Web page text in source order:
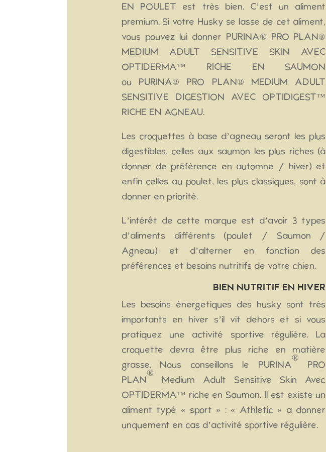
EN POULET est très bien. C’est un aliment
premium. Si votre Husky se lasse de cet aliment,
vous pouvez lui donner PURINA® PRO PLAN®
MEDIUM ADULT SENSITIVE SKIN AVEC
OPTIDERMA™ RICHE EN SAUMON
ou PURINA® PRO PLAN® MEDIUM ADULT
SENSITIVE DIGESTION AVEC OPTIDIGEST™
RICHE EN AGNEAU.
Les croquettes à base d’agneau seront les plus
digestibles, celles aux saumon les plus riches (à
donner de préférence en automne / hiver) et
enfin celles au poulet, les plus classiques, sont à
donner en priorité.
L’intérêt de cette marque est d’avoir 3 types
d’aliments différents (poulet / Saumon /
Agneau) et d’alterner en fonction des
préférences et besoins nutritifs de votre chien.
BIEN NUTRITIF EN HIVER
Les besoins énergetiques des husky sont très
importants en hiver s’il vit dehors et si vous
pratiquez une activité sportive régulière. La
croquette devra être plus riche en matière
grasse. Nous conseillons le PURINA
®
PRO
PLAN
®
Medium Adult Sensitive Skin Avec
OPTIDERMA™ riche en Saumon. Il est existe un
aliment typé « sport » : « Athletic » a donner
unquement en cas d’activité sportive régulière.